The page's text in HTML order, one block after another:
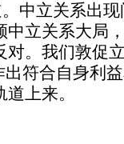
中立关系出现
立关系大局
。我们敦促
符合自身利
上来。